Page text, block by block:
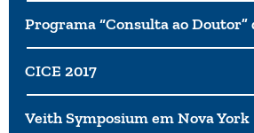
Programa “Consulta ao Doutor”
CICE 2017
Veith Symposium em Nova York